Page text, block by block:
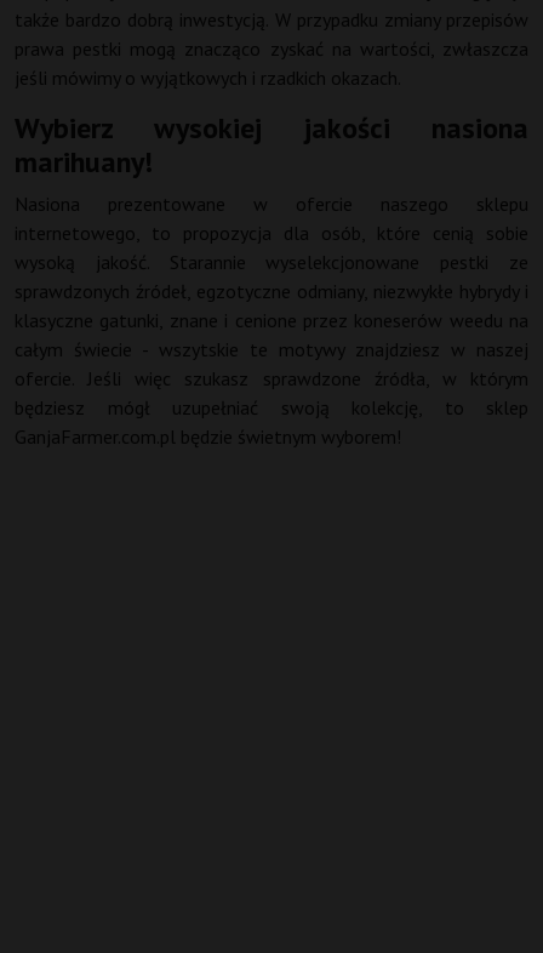
także bardzo dobrą inwestycją. W przypadku zmiany przepisów
prawa pestki mogą znacząco zyskać na wartości, zwłaszcza
jeśli mówimy o wyjątkowych i rzadkich okazach.
Wybierz wysokiej jakości nasiona
marihuany!
Nasiona prezentowane w ofercie naszego sklepu
internetowego, to propozycja dla osób, które cenią sobie
wysoką jakość. Starannie wyselekcjonowane pestki ze
sprawdzonych źródeł, egzotyczne odmiany, niezwykłe hybrydy i
klasyczne gatunki, znane i cenione przez koneserów weedu na
całym świecie - wszytskie te motywy znajdziesz w naszej
ofercie. Jeśli więc szukasz sprawdzone źródła, w którym
będziesz mógł uzupełniać swoją kolekcję, to sklep
GanjaFarmer.com.pl będzie świetnym wyborem!